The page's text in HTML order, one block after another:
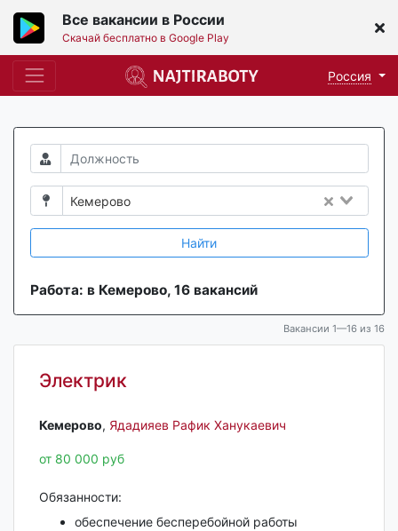
Все вакансии в России
Скачай бесплатно в Google Play
Россия
Кемерово
Найти
Работа: в Кемерово, 16 вакансий
Вакансии 1—16 из 16
Электрик
Кемерово‎, Ядадияев Рафик Ханукаевич
от 80 000 руб
Обязанности:
обеспечение бесперебойной работы